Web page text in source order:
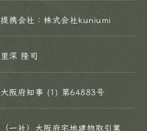
提携会社：株式会社kuniumi
里深 隆司
大阪府知事 (1) 第64883号
（一社）大阪府宅地建物取引業